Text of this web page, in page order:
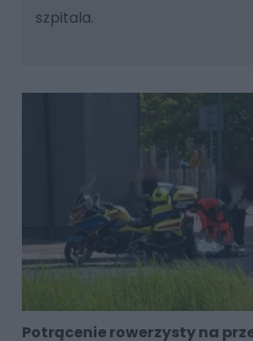
szpitala.
Potrącenie rowerzysty na